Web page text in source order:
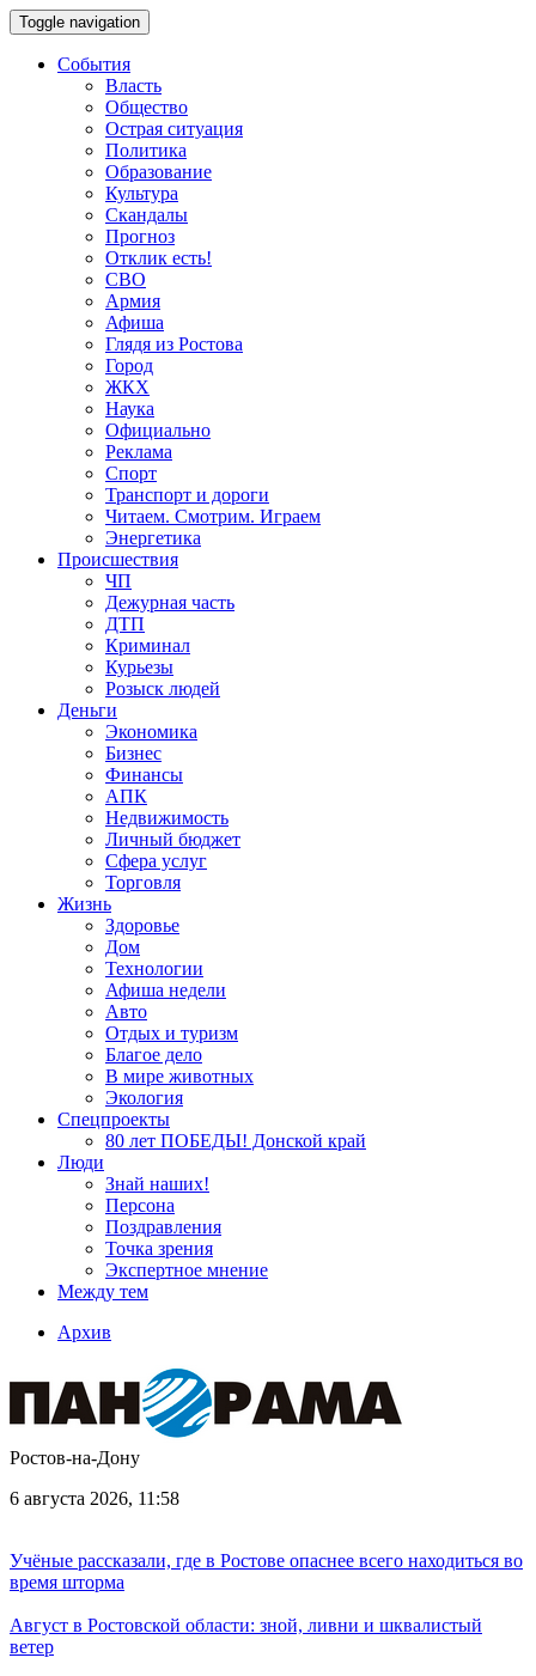
Toggle navigation
События
Власть
Общество
Острая ситуация
Политика
Образование
Культура
Скандалы
Прогноз
Отклик есть!
СВО
Армия
Афиша
Глядя из Ростова
Город
ЖКХ
Наука
Официально
Реклама
Спорт
Транспорт и дороги
Читаем. Смотрим. Играем
Энергетика
Происшествия
ЧП
Дежурная часть
ДТП
Криминал
Курьезы
Розыск людей
Деньги
Экономика
Бизнес
Финансы
АПК
Недвижимость
Личный бюджет
Сфера услуг
Торговля
Жизнь
Здоровье
Дом
Технологии
Афиша недели
Авто
Отдых и туризм
Благое дело
В мире животных
Экология
Спецпроекты
80 лет ПОБЕДЫ! Донской край
Люди
Знай наших!
Персона
Поздравления
Точка зрения
Экспертное мнение
Между тем
Архив
Ростов-на-Дону
6 августа 2026, 11:58
Учёные рассказали, где в Ростове опаснее всего находиться во
время шторма
Август в Ростовской области: зной, ливни и шквалистый
ветер